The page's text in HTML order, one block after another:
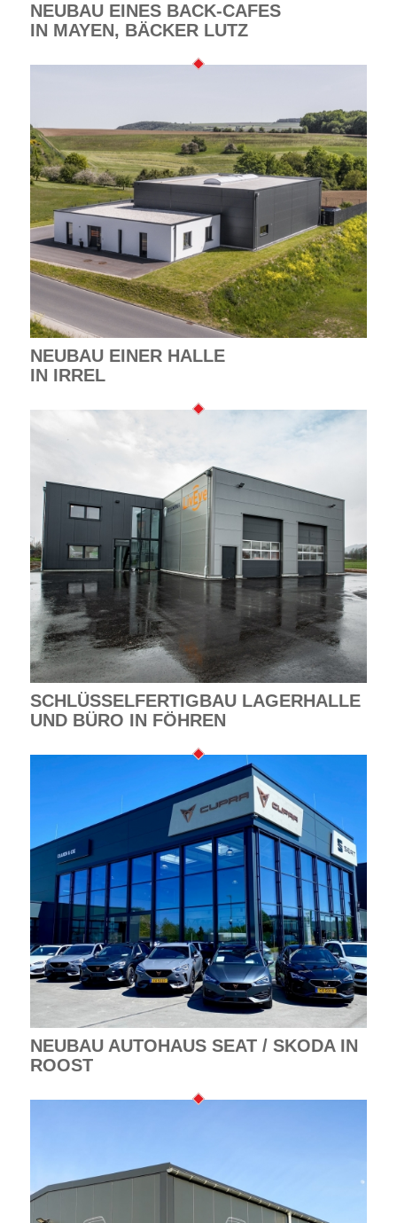
NEUBAU EINES BACK-CAFES
IN MAYEN, BÄCKER LUTZ
NEUBAU EINER HALLE
IN IRREL
SCHLÜSSELFERTIGBAU LAGERHALLE
UND BÜRO IN FÖHREN
NEUBAU AUTOHAUS SEAT / SKODA IN
ROOST